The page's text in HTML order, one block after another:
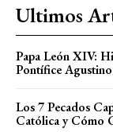
Ultimos
Papa León XIV:
Pontífice
Los 7 Pecados
Católica y Cómo